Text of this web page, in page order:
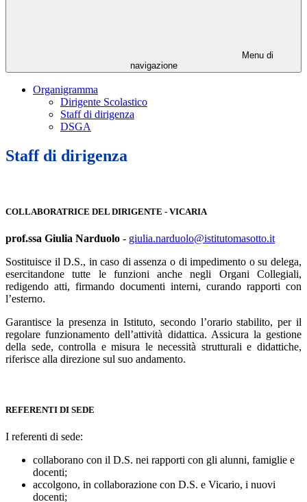
Menu di
navigazione
Organigramma
Dirigente Scolastico
Staff di dirigenza
DSGA
Staff di dirigenza
COLLABORATRICE DEL DIRIGENTE - VICARIA
prof.ssa Giulia Narduolo - giulia.narduolo@istitutomasotto.it
Sostituisce il D.S., in caso di assenza o di impedimento o su delega,
esercitandone tutte le funzioni anche negli Organi Collegiali,
redigendo atti, firmando documenti interni, curando rapporti con
l’esterno.
Garantisce la presenza in Istituto, secondo l’orario stabilito, per il
regolare funzionamento dell’attività didattica. Assicura la gestione
della sede, controlla e misura le necessità strutturali e didattiche,
riferisce alla direzione sul suo andamento.
REFERENTI DI SEDE
I referenti di sede:
collaborano con il D.S. nei rapporti con gli alunni, famiglie e
docenti;
accolgono, in collaborazione con D.S. e Vicario, i nuovi
docenti;